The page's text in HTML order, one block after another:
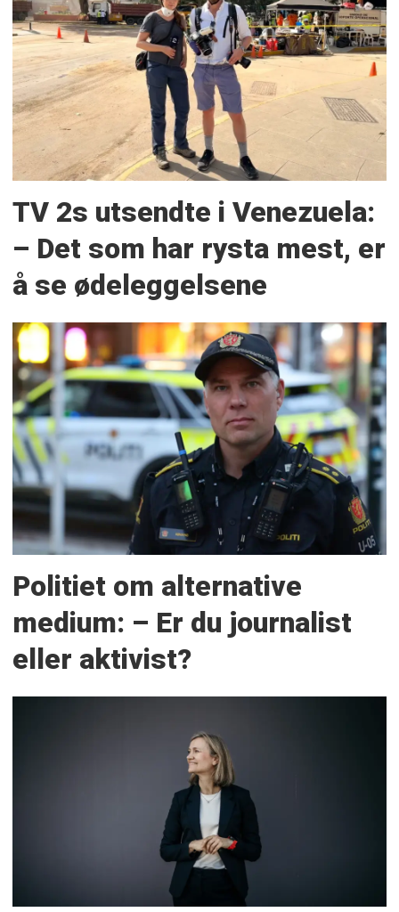
TV 2s utsendte i Venezuela:
– Det som har rysta mest, er
å se ødeleggelsene
Politiet om alternative
medium: – Er du journalist
eller aktivist?